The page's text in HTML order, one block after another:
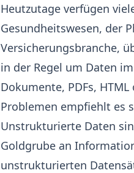
Heutzutage verfügen
Gesundheitswesen, der
Versicherungsbranche,
in der Regel um Daten
Dokumente, PDFs,
Problemen empfiehlt es
Unstrukturierte Daten
Goldgrube an
unstrukturierten